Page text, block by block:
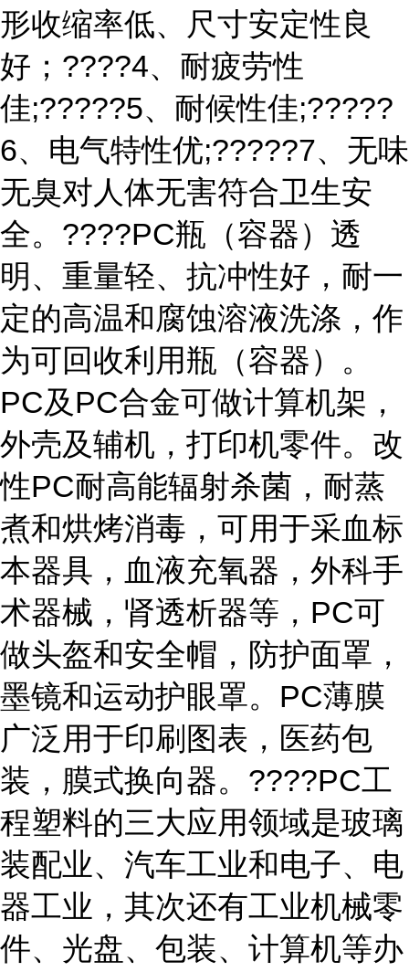
形收缩率低、尺寸安定性良
好；????4、耐疲劳性
佳;?????5、耐候性佳;?????
6、电气特性优;?????7、无味
无臭对人体无害符合卫生安
全。????PC瓶（容器）透
明、重量轻、抗冲性好，耐一
定的高温和腐蚀溶液洗涤，作
为可回收利用瓶（容器）。
PC及PC合金可做计算机架，
外壳及辅机，打印机零件。改
性PC耐高能辐射杀菌，耐蒸
煮和烘烤消毒，可用于采血标
本器具，血液充氧器，外科手
术器械，肾透析器等，PC可
做头盔和安全帽，防护面罩，
墨镜和运动护眼罩。PC薄膜
广泛用于印刷图表，医药包
装，膜式换向器。????PC工
程塑料的三大应用领域是玻璃
装配业、汽车工业和电子、电
器工业，其次还有工业机械零
件、光盘、包装、计算机等办